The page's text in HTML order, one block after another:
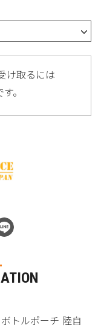
け取るには
。
トルポーチ 陸自